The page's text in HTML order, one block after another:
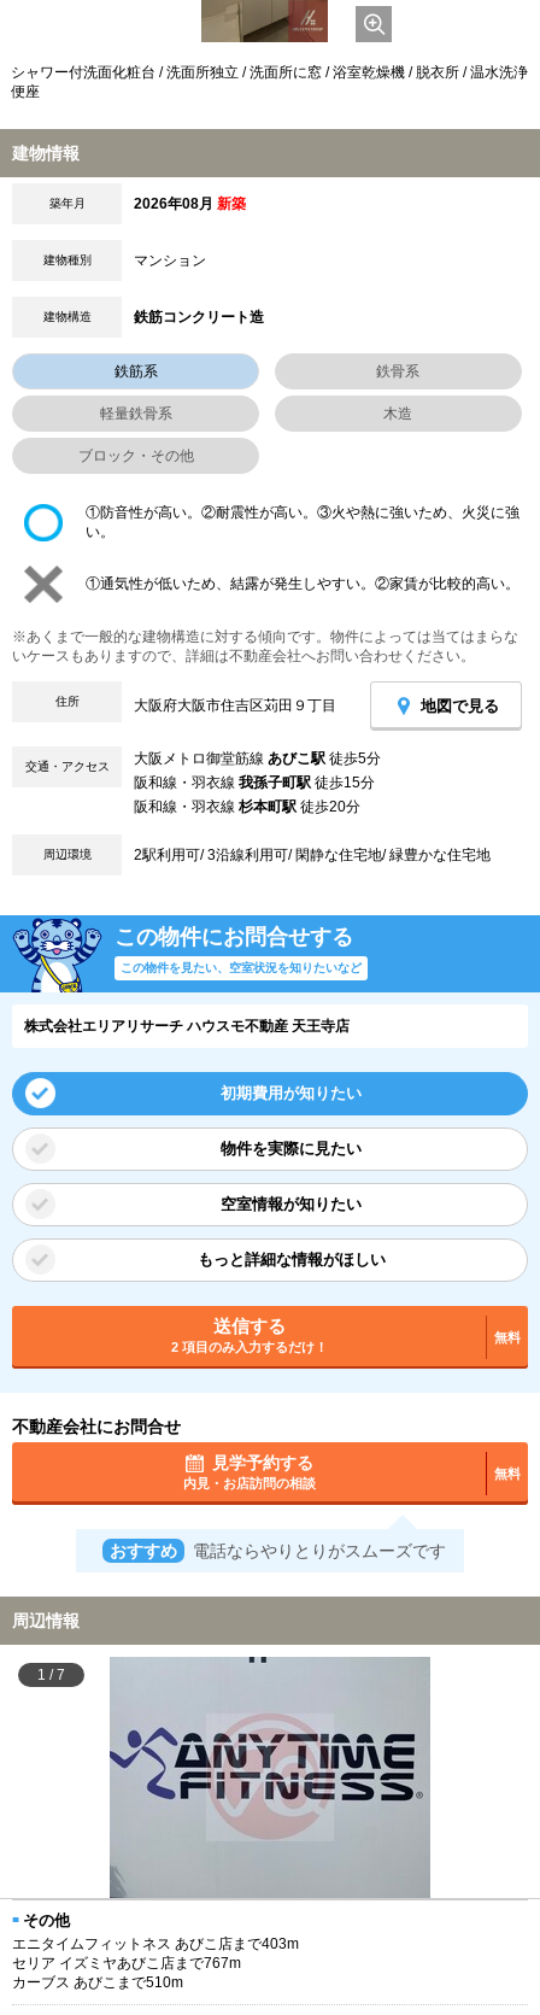
シャワー付洗面化粧台 / 洗面所独立 / 洗面所に窓 / 浴室乾燥機 / 脱衣所 / 温水洗浄
便座
建物情報
築年月 2026年08月 新築
建物種別 マンション
建物構造 鉄筋コンクリート造
鉄筋系 鉄骨系
軽量鉄骨系 木造
ブロック・その他
①防音性が高い。②耐震性が高い。③火や熱に強いため、火災に強
い。
①通気性が低いため、結露が発生しやすい。②家賃が比較的高い。
※あくまで一般的な建物構造に対する傾向です。物件によっては当てはまらな
いケースもありますので、詳細は不動産会社へお問い合わせください。
住所 大阪府大阪市住吉区苅田９丁目 地図で見る
交通・アクセス 大阪メトロ御堂筋線 あびこ駅 徒歩5分
阪和線・羽衣線 我孫子町駅 徒歩15分
阪和線・羽衣線 杉本町駅 徒歩20分
周辺環境 2駅利用可/ 3沿線利用可/ 閑静な住宅地/ 緑豊かな住宅地
この物件にお問合せする
この物件を見たい、空室状況を知りたいなど
株式会社エリアリサーチ ハウスモ不動産 天王寺店
初期費用が知りたい
物件を実際に見たい
空室情報が知りたい
もっと詳細な情報がほしい
送信する
2 項目のみ入力するだけ！
無料
不動産会社にお問合せ
見学予約する
内見・お店訪問の相談
無料
おすすめ 電話ならやりとりがスムーズです
周辺情報
1 /7
その他
エニタイムフィットネス あびこ店まで403m
セリア イズミヤあびこ店まで767m
カーブス あびこまで510m